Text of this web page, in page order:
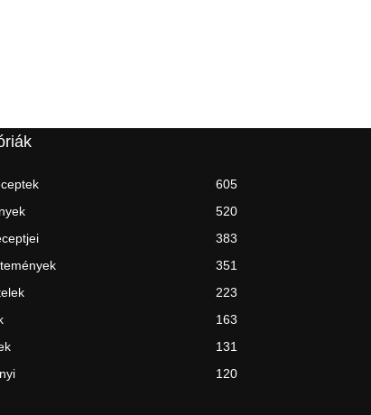
605
520
383
351
223
163
131
120